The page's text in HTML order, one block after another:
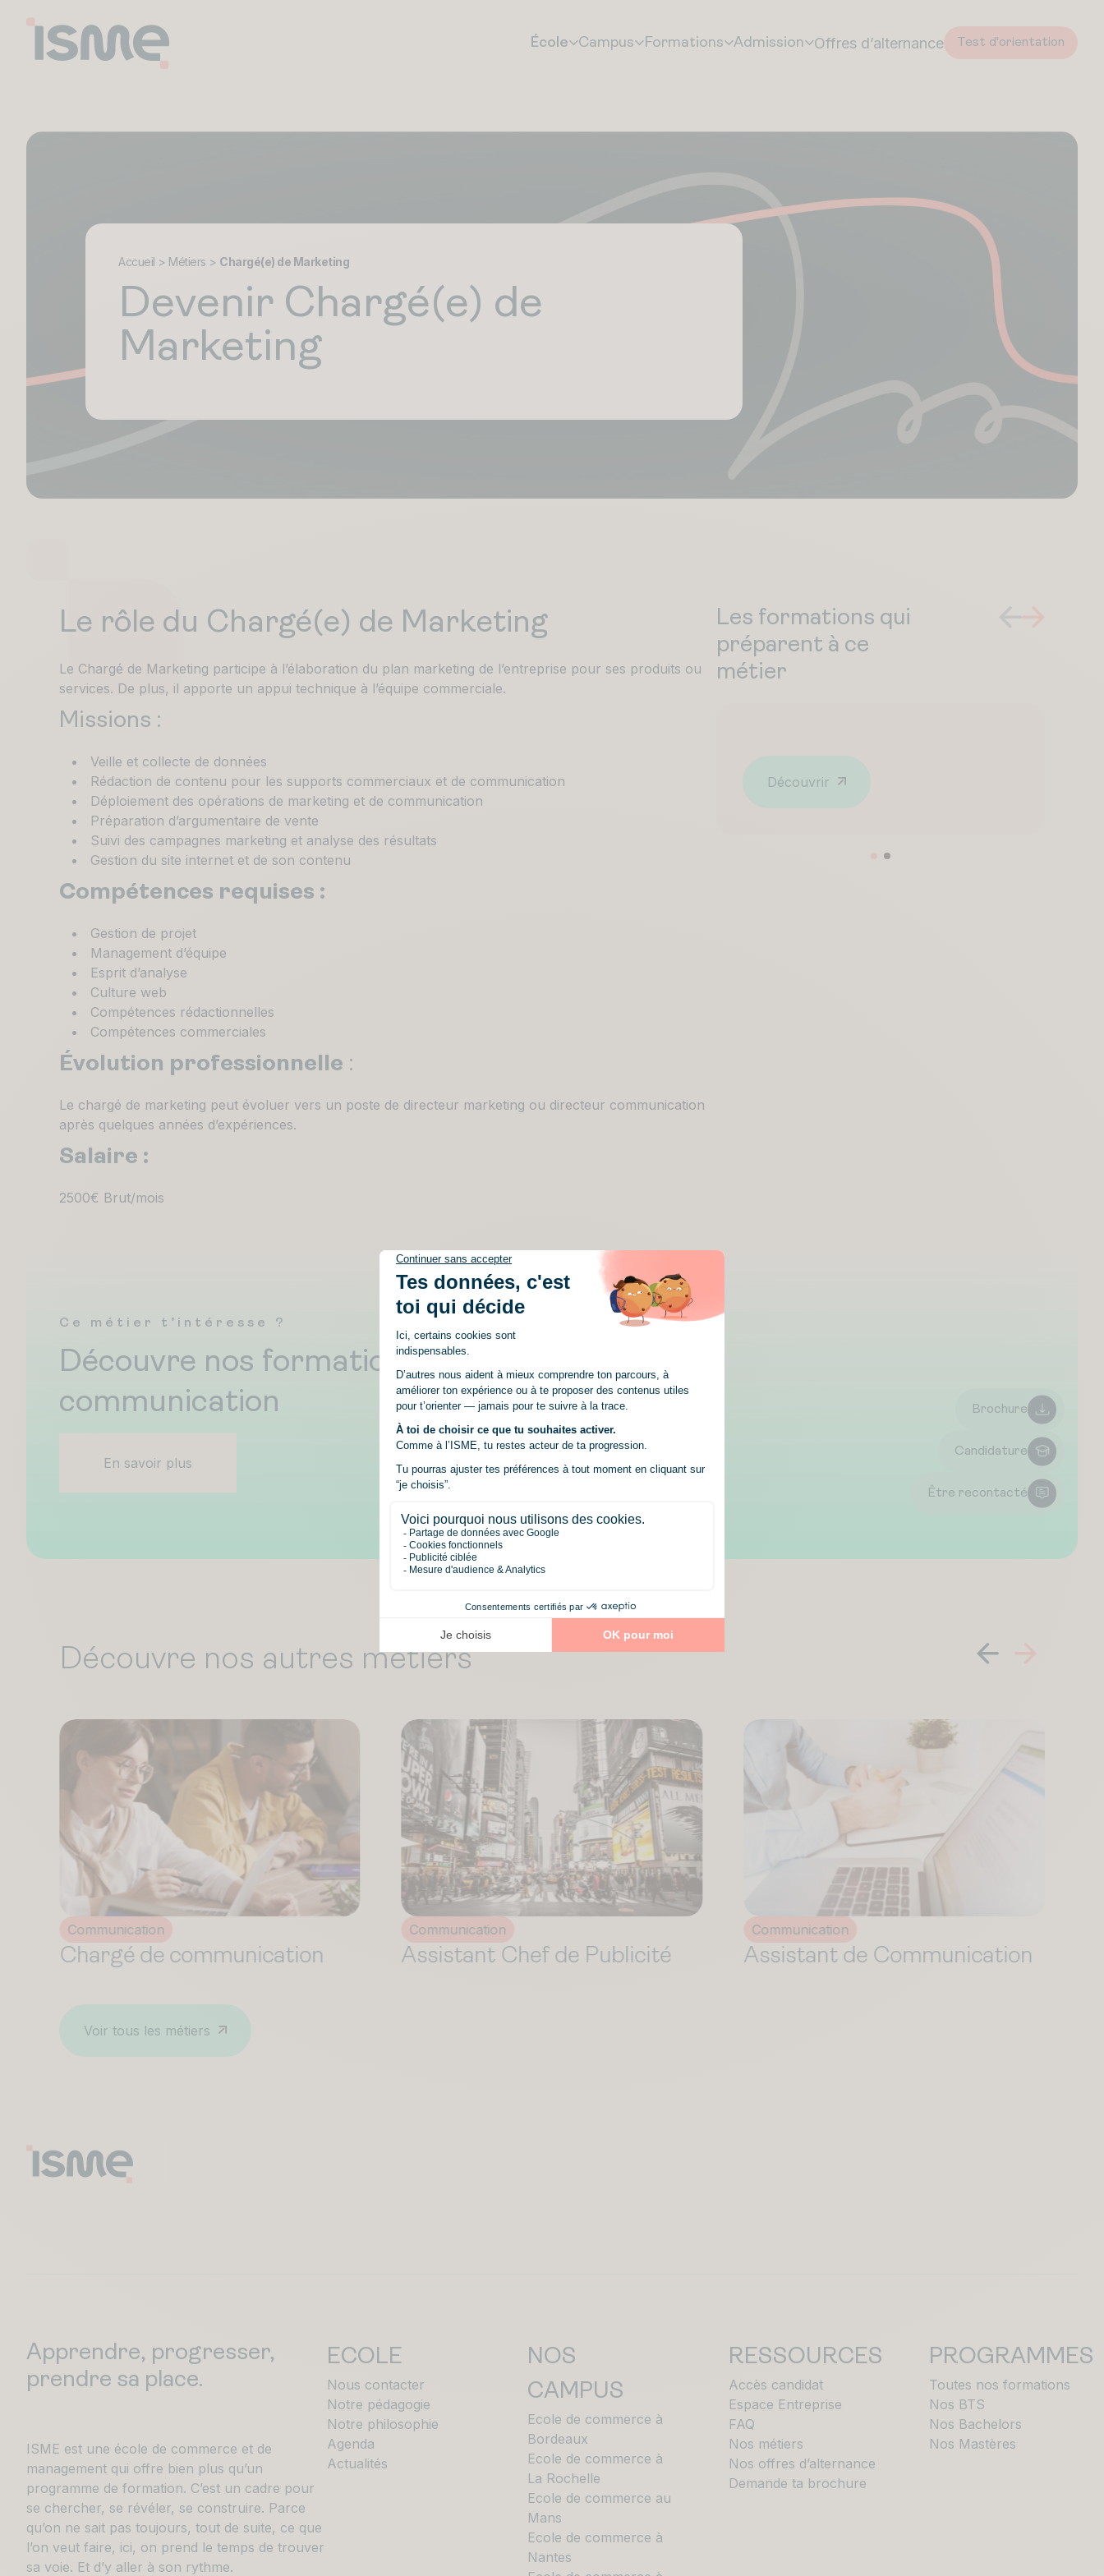
École Campus Formations Admission Offres d’alternance Test d'orientation
Brochure
Candidature
Être recontacté
Accueil > Métiers > Chargé(e) de Marketing
Devenir Chargé(e) de
Marketing
Le rôle du Chargé(e) de Marketing
Le Chargé de Marketing participe à l’élaboration du plan marketing de l’entreprise pour ses produits ou
services. De plus, il apporte un appui technique à l’équipe commerciale.
Missions :
Veille et collecte de données
Rédaction de contenu pour les supports commerciaux et de communication
Déploiement des opérations de marketing et de communication
Préparation d’argumentaire de vente
Suivi des campagnes marketing et analyse des résultats
Gestion du site internet et de son contenu
Compétences requises :
Gestion de projet
Management d’équipe
Esprit d’analyse
Culture web
Compétences rédactionnelles
Compétences commerciales
Évolution professionnelle :
Le chargé de marketing peut évoluer vers un poste de directeur marketing ou directeur communication
après quelques années d’expériences.
Salaire :
2500€ Brut/mois
Les formations qui
préparent à ce
métier
Découvrir
Ce métier t’intéresse ?
Découvre nos formations en
communication
En savoir plus
Découvre nos autres métiers
Communication
Assistant Chef de Publicité
Communication
Assistant de Communication
Communication
Assistant Marketing
Voir tous les métiers
Apprendre, progresser,
prendre sa place.
ISME est une école de commerce et de
management qui offre bien plus qu’un
programme de formation. C’est un cadre pour
se chercher, se révéler, se construire. Parce
qu’on ne sait pas toujours, tout de suite, ce que
l’on veut faire, ici, on prend le temps de trouver
sa voie. Et d’y aller à son rythme.
ECOLE
Nous contacter
Notre pédagogie
Notre philosophie
Agenda
Actualités
NOS
CAMPUS
Ecole de commerce à
Bordeaux
Ecole de commerce à
La Rochelle
Ecole de commerce au
Mans
Ecole de commerce à
Nantes
RESSOURCES
Accès candidat
Espace Entreprise
FAQ
Nos métiers
Nos offres d’alternance
Demande ta brochure
PROGRAMMES
Toutes nos formations
Nos BTS
Nos Bachelors
Nos Mastères